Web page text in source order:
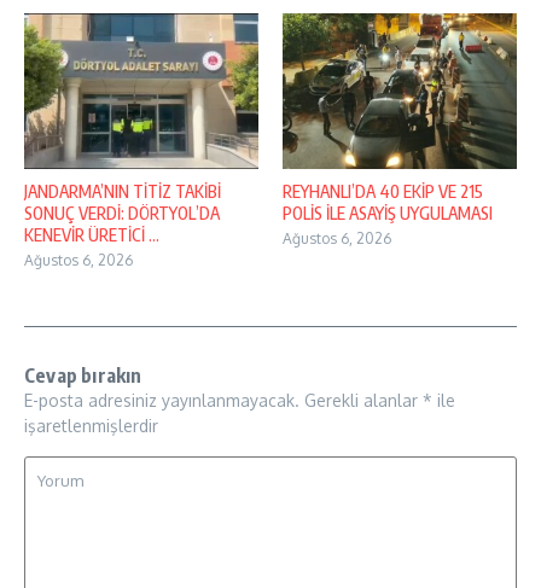
JANDARMA’NIN TİTİZ TAKİBİ
SONUÇ VERDİ: DÖRTYOL’DA
KENEVİR ÜRETİCİ ...
Ağustos 6, 2026
REYHANLI’DA 40 EKİP VE 215
POLİS İLE ASAYİŞ UYGULAMASI
Ağustos 6, 2026
Cevap bırakın
E-posta adresiniz yayınlanmayacak. Gerekli alanlar * ile
işaretlenmişlerdir